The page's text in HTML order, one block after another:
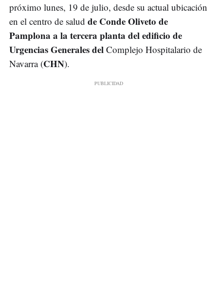
próximo lunes, 19 de julio, desde su actual ubicación
en el centro de salud de Conde Oliveto de
Pamplona a la tercera planta del edificio de
Urgencias Generales del Complejo Hospitalario de
Navarra (CHN).